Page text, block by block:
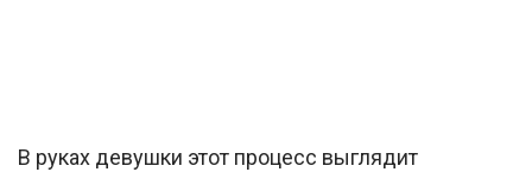
В руках девушки этот процесс выглядит